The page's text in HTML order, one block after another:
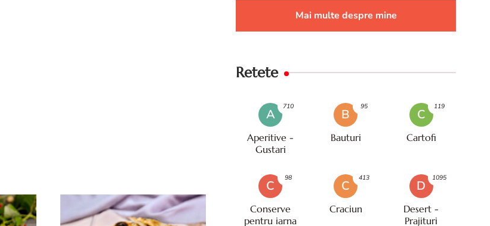
Mai multe despre mine
Retete
A
Aperitive -
Gustari
710
B
Bauturi
95
C
Cartofi
119
C
Conserve
pentru iarna
98
C
Craciun
413
D
Desert -
Prajituri
1095